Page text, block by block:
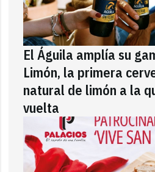
El Águila amplía su
Limón, la primera
natural de limón a la
vuelta